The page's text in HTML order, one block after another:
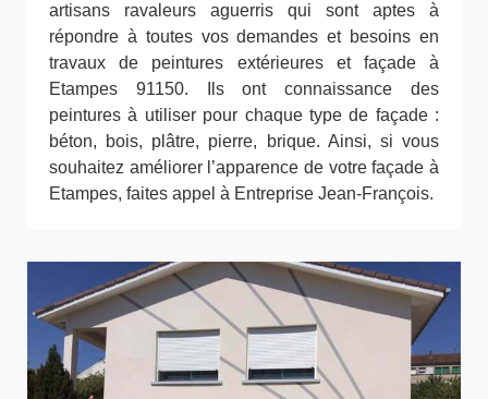
artisans ravaleurs aguerris qui sont aptes à
répondre à toutes vos demandes et besoins en
travaux de peintures extérieures et façade à
Etampes 91150. Ils ont connaissance des
peintures à utiliser pour chaque type de façade :
béton, bois, plâtre, pierre, brique. Ainsi, si vous
souhaitez améliorer l’apparence de votre façade à
Etampes, faites appel à Entreprise Jean-François.